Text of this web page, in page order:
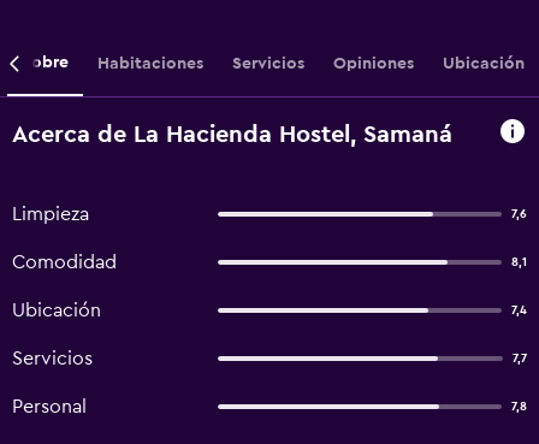
Sobre Habitaciones Servicios Opiniones Ubicación
Acerca de La Hacienda Hostel, Samaná
Limpieza 7,6
Comodidad 8,1
Ubicación 7,4
Servicios 7,7
Personal 7,8